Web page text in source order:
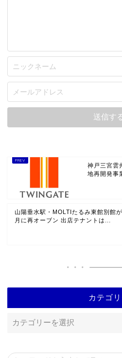
神戸三宮雲
地再開発事
山陽垂水駅・MOLTIたるみ東館別館
月に再オーブン 出店テナントは...
カテゴ